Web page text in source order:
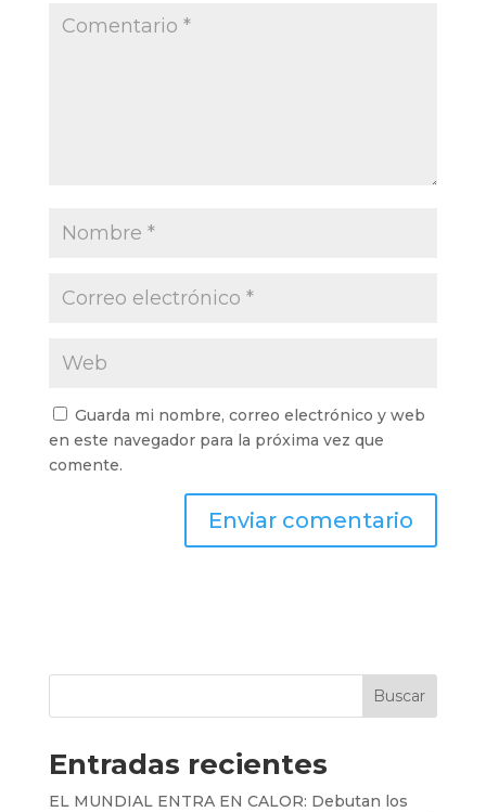
Guarda mi nombre, correo electrónico y web
en este navegador para la próxima vez que
comente.
Buscar
Entradas recientes
EL MUNDIAL ENTRA EN CALOR: Debutan los